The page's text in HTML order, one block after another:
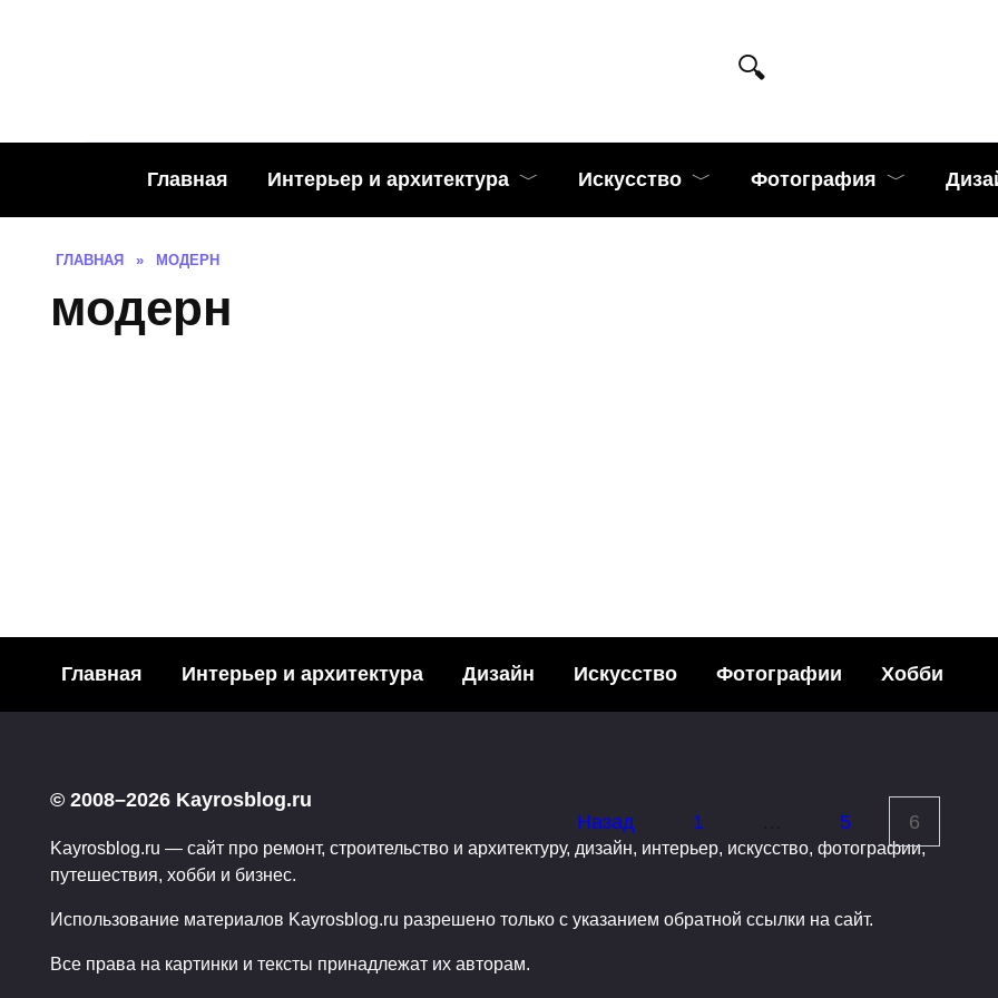
Главная Интерьер и архитектура Искусство Фотография
ГЛАВНАЯ » МОДЕРН
модерн
Художник Audrey Kawasaki
62 31.01.2009
201 25.01.2009
записей
Назад 1 5 6
Главная Интерьер и архитектура Дизайн Искусство Фотографии Хобби
© 2008–2026 Kayrosblog.ru
Kayrosblog.ru — сайт про ремонт, строительство и архитектуру, дизайн, интерьер, искусство, фотографии,
путешествия, хобби и бизнес.
Использование материалов Kayrosblog.ru разрешено только с указанием обратной ссылки на сайт.
Все права на картинки и тексты принадлежат их авторам.